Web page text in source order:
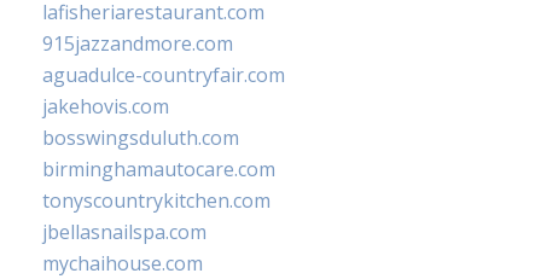
lafisheriarestaurant.com
915jazzandmore.com
aguadulce-countryfair.com
jakehovis.com
bosswingsduluth.com
birminghamautocare.com
tonyscountrykitchen.com
jbellasnailspa.com
mychaihouse.com